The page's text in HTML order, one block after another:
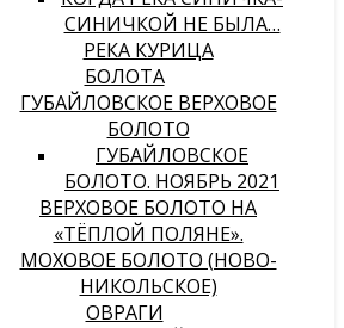
СИНИЧКОЙ НЕ БЫЛА…
РЕКА КУРИЦА
БОЛОТА
ГУБАЙЛОВСКОЕ ВЕРХОВОЕ
БОЛОТО
ГУБАЙЛОВСКОЕ
БОЛОТО. НОЯБРЬ 2021
ВЕРХОВОЕ БОЛОТО НА
«ТЁПЛОЙ ПОЛЯНЕ».
МОХОВОЕ БОЛОТО (НОВО-
НИКОЛЬСКОЕ)
ОВРАГИ